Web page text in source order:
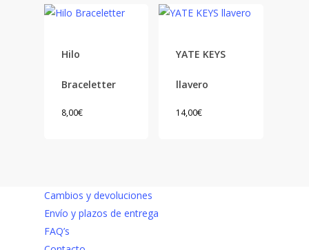
Hilo
Braceletter
8,00€
YATE KEYS
llavero
14,00€
Cambios y devoluciones
Envío y plazos de entrega
FAQ’s